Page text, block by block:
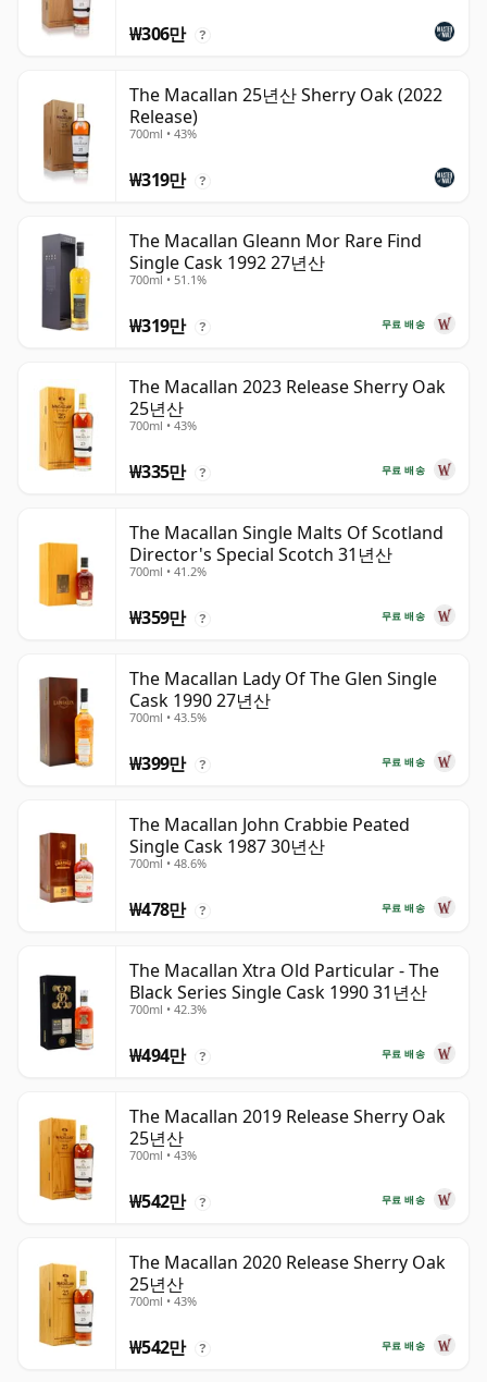
₩306만 ?
The Macallan 25년산 Sherry Oak (2022
Release)
700ml • 43%
₩319만 ?
The Macallan Gleann Mor Rare Find
Single Cask 1992 27년산
700ml • 51.1%
무료 배송
₩319만 ?
The Macallan 2023 Release Sherry Oak
25년산
700ml • 43%
무료 배송
₩335만 ?
The Macallan Single Malts Of Scotland
Director's Special Scotch 31년산
700ml • 41.2%
무료 배송
₩359만 ?
The Macallan Lady Of The Glen Single
Cask 1990 27년산
700ml • 43.5%
무료 배송
₩399만 ?
The Macallan John Crabbie Peated
Single Cask 1987 30년산
700ml • 48.6%
무료 배송
₩478만 ?
The Macallan Xtra Old Particular - The
Black Series Single Cask 1990 31년산
700ml • 42.3%
무료 배송
₩494만 ?
The Macallan 2019 Release Sherry Oak
25년산
700ml • 43%
무료 배송
₩542만 ?
The Macallan 2020 Release Sherry Oak
25년산
700ml • 43%
무료 배송
₩542만 ?